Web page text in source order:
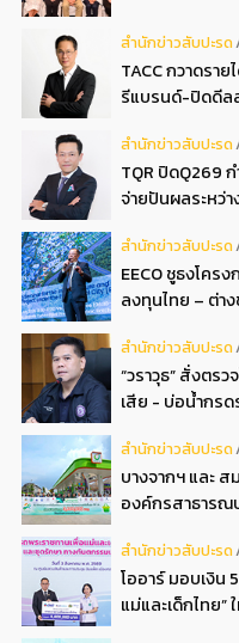
สํานักข่าวสับปะรด
TACC กวาดรา
รีแบรนด์-ปิดดีล
สํานักข่าวสับปะรด
TQR ปิดQ269
จ่ายปันผลระหว่
สํานักข่าวสับปะรด
EECO ชูธงโคร
ลงทุนไทย – ต่า
สํานักข่าวสับปะรด
“วราวุธ” สั่งตร
เสีย - บ่อน้ำกร
สํานักข่าวสับปะรด
บางจากฯ และ
องค์กรสาธารณ
สํานักข่าวสับปะรด
โออาร์ มอบเงิน
แม่และเด็กไทย